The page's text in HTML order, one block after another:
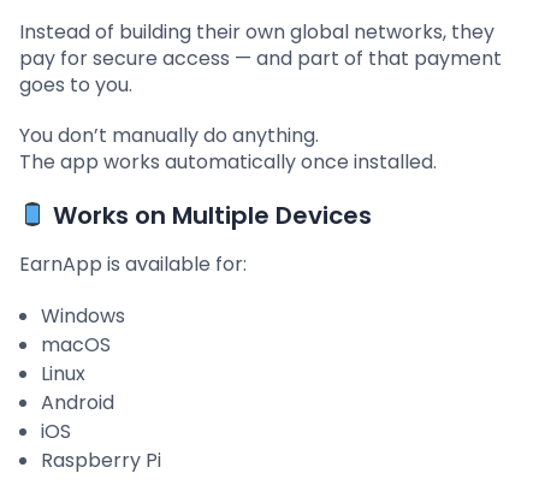
Instead of building their own global networks, they
pay for secure access — and part of that payment
goes to you.
You don’t manually do anything.
The app works automatically once installed.
Works on Multiple Devices
EarnApp is available for:
Windows
macOS
Linux
Android
iOS
Raspberry Pi